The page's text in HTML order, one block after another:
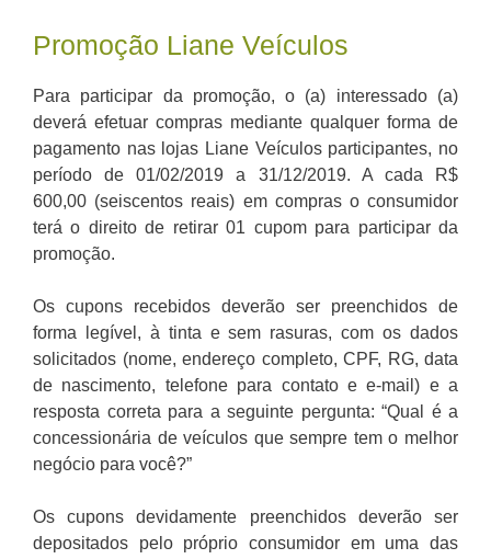
Promoção Liane Veículos
Para participar da promoção, o (a) interessado (a)
deverá efetuar compras mediante qualquer forma de
pagamento nas lojas Liane Veículos participantes, no
período de 01/02/2019 a 31/12/2019. A cada R$
600,00 (seiscentos reais) em compras o consumidor
terá o direito de retirar 01 cupom para participar da
promoção.
Os cupons recebidos deverão ser preenchidos de
forma legível, à tinta e sem rasuras, com os dados
solicitados (nome, endereço completo, CPF, RG, data
de nascimento, telefone para contato e e-mail) e a
resposta correta para a seguinte pergunta: “Qual é a
concessionária de veículos que sempre tem o melhor
negócio para você?”
Os cupons devidamente preenchidos deverão ser
depositados pelo próprio consumidor em uma das